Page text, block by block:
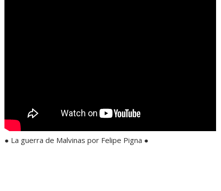
● La guerra de Malvinas por Felipe Pigna ●